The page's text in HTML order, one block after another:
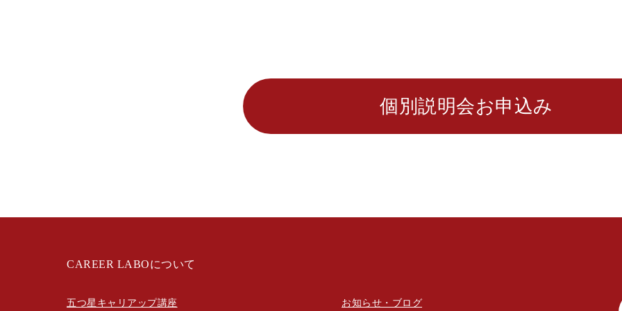
個別説明会お申込み
CAREER LABOについて
五つ星キャリアップ講座 お知らせ・ブログ